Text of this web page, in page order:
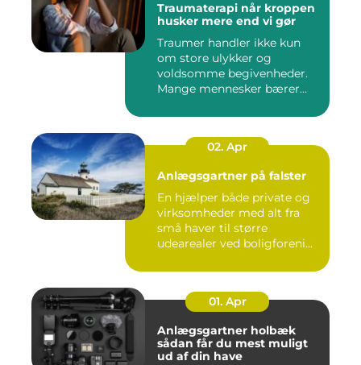
Traumaterapi når kroppen
husker mere end vi gør
Traumer handler ikke kun
om store ulykker og
voldsomme begivenheder.
Mange mennesker bærer
02. Apr
Anlægsgartner på falster
En hjælper både private og
virksomheder med alt fra
små haver til større
udearealer ved boligforeni...
01. Apr
Anlægsgartner holbæk
sådan får du mest muligt
ud af din have